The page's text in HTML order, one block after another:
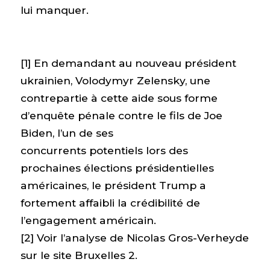
lui manquer.
[1] En demandant au nouveau président
ukrainien, Volodymyr Zelensky, une
contrepartie à cette aide sous forme
d’enquête pénale contre le fils de Joe
Biden, l’un de ses
concurrents potentiels lors des
prochaines élections présidentielles
américaines, le président Trump a
fortement affaibli la crédibilité de
l’engagement américain.
[2] Voir l’analyse de Nicolas Gros-Verheyde
sur le site Bruxelles 2.